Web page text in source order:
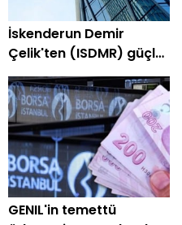
İskenderun Demir
Çelik'ten (ISDMR) güçlü
bilanço! Net kâr yüzde
203 arttı
GENIL'in temettü